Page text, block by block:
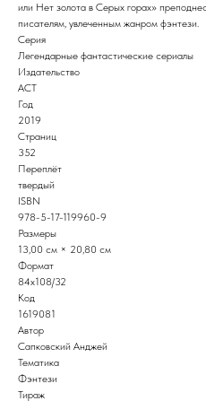
или Нет золота в Серых горах»
писателям, увлеченным жанром фэнтези.
Серия
Легендарные фантастические сериалы
Издательство
АСТ
Год
2019
Страниц
352
Переплёт
твердый
ISBN
978-5-17-119960-9
Размеры
13,00 см × 20,80 см
Формат
84x108/32
Код
1619081
Автор
Сапковский Анджей
Тематика
Фэнтези
Тираж